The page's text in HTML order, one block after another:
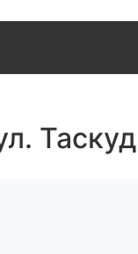
КазахТелеком